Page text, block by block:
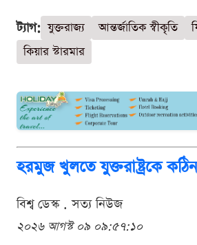
ট্যাগ: যুক্তরাজ্য আন্তর্জাতিক স্বীকৃতি
কিয়ার স্টারমার
হরমুজ খুলতে যুক্তরাষ্ট্রকে
বিশ্ব ডেস্ক . সত্য নিউজ
২০২৬ আগস্ট ০৯ ০৯:৫৭:১০